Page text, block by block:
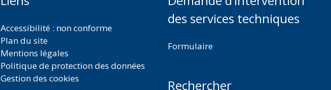
Accessibilité : non conforme
Plan du site
Mentions légales
Politique de protection des données
Gestion des cookies
des services techniques
Formulaire
Rechercher